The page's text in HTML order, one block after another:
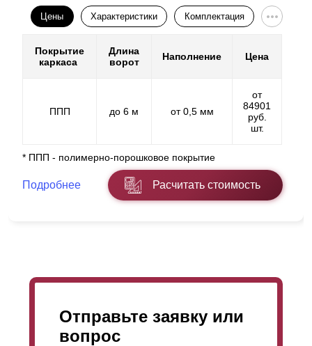
Цены Характеристики Комплектация
Покрытие
каркаса
Длина
ворот
Наполнение Цена
ППП до 6 м от 0,5 мм
от
84901
руб.
шт.
* ППП - полимерно-порошковое покрытие
Подробнее Расчитать стоимость
Отправьте заявку или
вопрос